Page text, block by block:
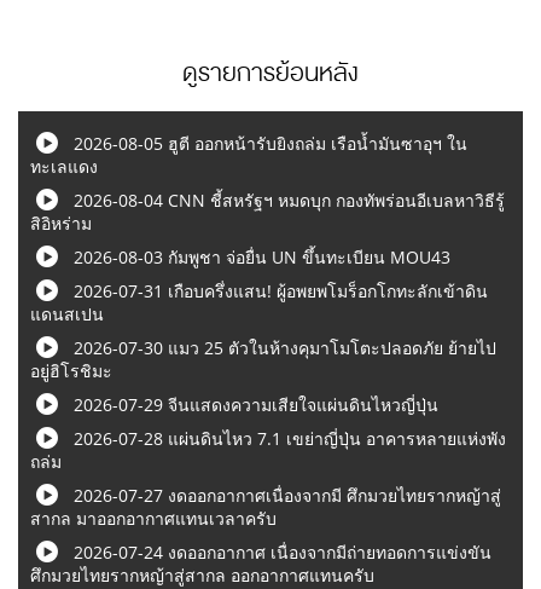
ดูรายการย้อนหลัง
2026-08-05 ฮูตี ออกหน้ารับยิงถล่ม เรือน้ำมันซาอุฯ ใน
ทะเลแดง
2026-08-04 CNN ชี้สหรัฐฯ หมดบุก กองทัพร่อนอีเบลหาวิธีรู้
สิอิหร่าม
2026-08-03 กัมพูชา จ่อยื่น UN ขึ้นทะเบียน MOU43
2026-07-31 เกือบครึ่งแสน! ผู้อพยพโมร็อกโกทะลักเข้าดิน
แดนสเปน
2026-07-30 แมว 25 ตัวในห้างคุมาโมโตะปลอดภัย ย้ายไป
อยู่ฮิโรชิมะ
2026-07-29 จีนแสดงความเสียใจแผ่นดินไหวญี่ปุ่น
2026-07-28 แผ่นดินไหว 7.1 เขย่าญี่ปุ่น อาคารหลายแห่งพัง
ถล่ม
2026-07-27 งดออกอากาศเนื่องจากมี ศึกมวยไทยรากหญ้าสู่
สากล มาออกอากาศแทนเวลาครับ
2026-07-24 งดออกอากาศ เนื่องจากมีถ่ายทอดการแข่งขัน
ศึกมวยไทยรากหญ้าสู่สากล ออกอากาศแทนครับ